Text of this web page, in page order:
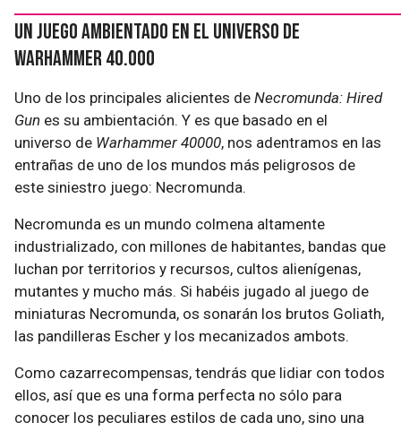
Un juego ambientado en el universo de
Warhammer 40.000
Uno de los principales alicientes de Necromunda: Hired
Gun es su ambientación. Y es que basado en el
universo de Warhammer 40000, nos adentramos en las
entrañas de uno de los mundos más peligrosos de
este siniestro juego: Necromunda.
Necromunda es un mundo colmena altamente
industrializado, con millones de habitantes, bandas que
luchan por territorios y recursos, cultos alienígenas,
mutantes y mucho más. Si habéis jugado al juego de
miniaturas Necromunda, os sonarán los brutos Goliath,
las pandilleras Escher y los mecanizados ambots.
Como cazarrecompensas, tendrás que lidiar con todos
ellos, así que es una forma perfecta no sólo para
conocer los peculiares estilos de cada uno, sino una